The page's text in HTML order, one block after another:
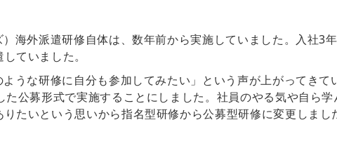
海外派遣研修自体は、数年前から実施していました。入社3
ていました。
うな研修に自分も参加してみたい」という声が上がってき
公募形式で実施することにしました。社員のやる気や自ら
たいという思いから指名型研修から公募型研修に変更しまし